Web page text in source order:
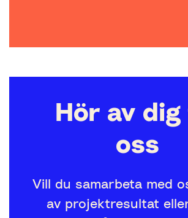
Hör av
oss
Vill du samarbeta med
av projektresultat